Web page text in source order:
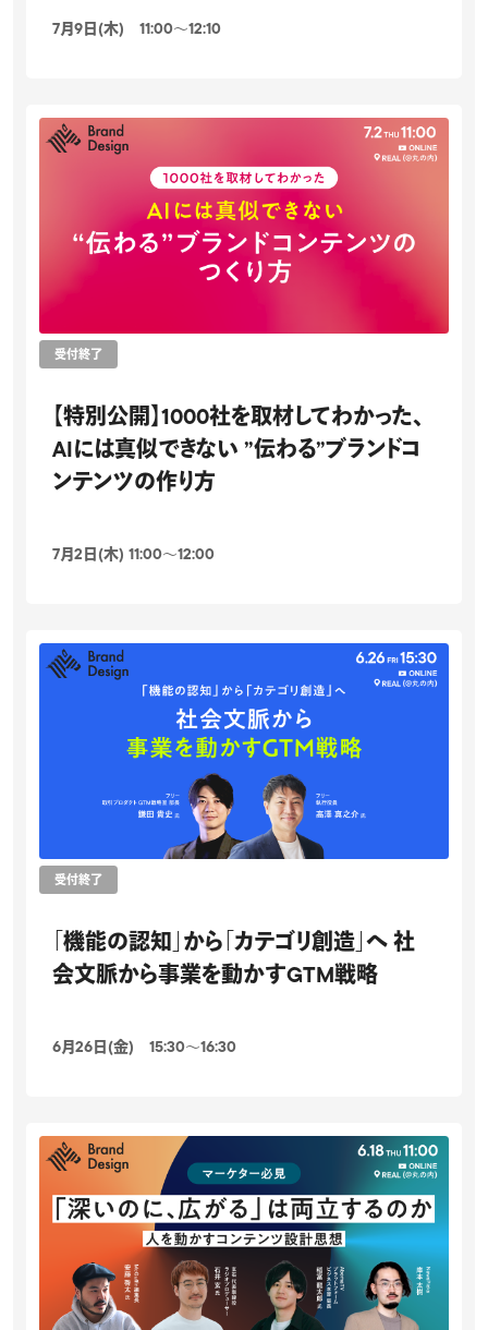
7月9日(木) 11:00〜12:10
受付終了
【特別公開】1000社を取材してわかった、
AIには真似できない ”伝わる”ブランドコ
ンテンツの作り方
7月2日(木) 11:00〜12:00
受付終了
「機能の認知」から「カテゴリ創造」へ 社
会文脈から事業を動かすGTM戦略
6月26日(金) 15:30〜16:30